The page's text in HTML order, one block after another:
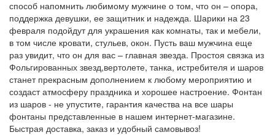
способ напомнить любимому мужчине о том, что он – опора,
поддержка девушки, ее защитник и надежда. Шарики на 23
февраля подойдут для украшения как комнаты, так и мебели,
в том числе кровати, стульев, окон. Пусть ваш мужчина еще
раз увидит, что он для вас – главная звезда. Простоя связка из
Фольгированных звезд,вертолете, танка, истребителя и шаров
станет прекрасным дополнением к любому мероприятию и
создаст атмосферу праздника и хорошее настроение. Фонтан
из шаров - не упустите, гарантия качества на все шары
фонтаны представленные в нашем интернет-магазине.
Быстрая доставка, заказ и удобный самовывоз!